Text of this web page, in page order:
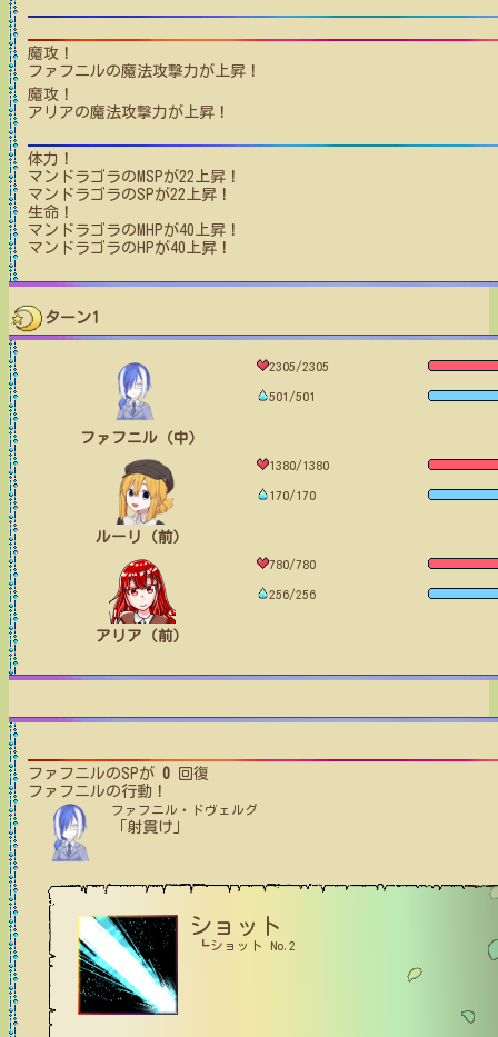
魔攻！
ファフニルの魔法攻撃力が上昇！
魔攻！
アリアの魔法攻撃力が上昇！
体力！
マンドラゴラのMSPが22 上昇！
マンドラゴラのSPが22 上昇！
生命！
マンドラゴラのMHPが40 上昇！
マンドラゴラのHPが40 上昇！
ターン1
ファフニル（中）
2305/2305
501/501
ルーリ（前）
1380/1380
170/170
アリア（前）
780/780
256/256
ファフニルのSPが 0 回復
ファフニルの行動！
ファフニル・ドヴェルグ
「射貫け」
ショット
┗ショット No.2